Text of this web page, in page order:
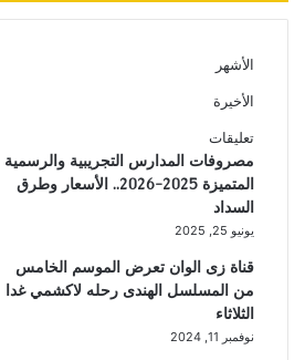
الأشهر
الأخيرة
تعليقات
مصروفات المدارس التجريبية والرسمية
المتميزة 2025-2026.. الأسعار وطرق
السداد
يونيو 25, 2025
قناة زى الوان تعرض الموسم الخامس
من المسلسل الهندى رحله لاكشمي غدا
الثلاثاء
نوفمبر 11, 2024